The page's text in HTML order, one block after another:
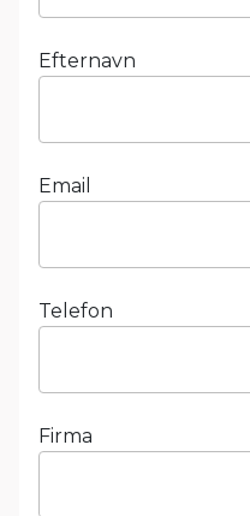
Efternavn
Email
Telefon
Firma